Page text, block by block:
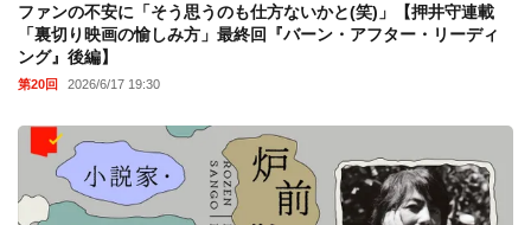
ファンの不安に「そう思うのも仕方ないかと(笑)」【押井守連載
「裏切り映画の愉しみ方」最終回『バーン・アフター・リーディ
ング』後編】
第20回 2026/6/17 19:30